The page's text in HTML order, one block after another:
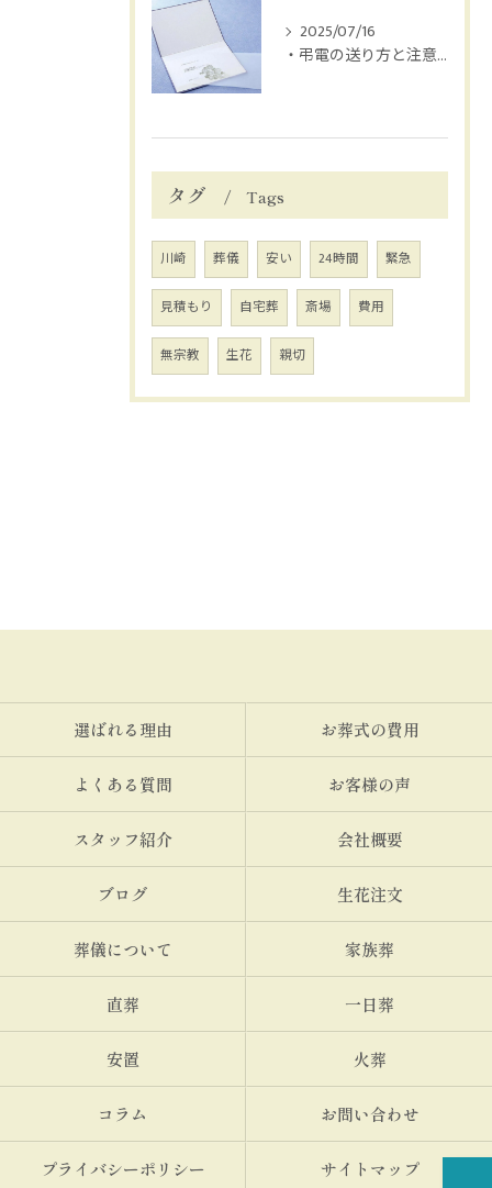
2025/07/16
・弔電の送り方と注意点
タグ Tags
川崎 葬儀 安い 24時間 緊急
見積もり 自宅葬 斎場 費用
無宗教 生花 親切
選ばれる理由 お葬式の費用
よくある質問 お客様の声
スタッフ紹介 会社概要
ブログ 生花注文
葬儀について 家族葬
直葬 一日葬
安置 火葬
コラム お問い合わせ
プライバシーポリシー サイトマップ